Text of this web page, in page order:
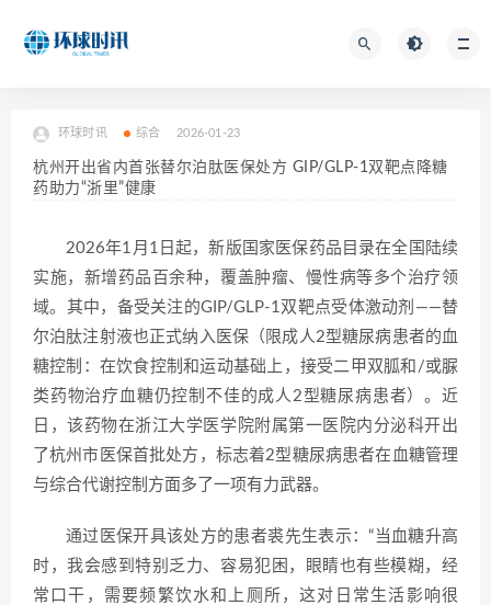
环球时讯 综合 2026-01-23
杭州开出省内首张替尔泊肽医保处方 GIP/GLP-1双靶点降糖
药助力“浙里”健康
2026年1月1日起，新版国家医保药品目录在全国陆续
实施，新增药品百余种，覆盖肿瘤、慢性病等多个治疗领
域。其中，备受关注的GIP/GLP-1双靶点受体激动剂——替
尔泊肽注射液也正式纳入医保（限成人2型糖尿病患者的血
糖控制：在饮食控制和运动基础上，接受二甲双胍和/或脲
类药物治疗血糖仍控制不佳的成人2型糖尿病患者）。近
日，该药物在浙江大学医学院附属第一医院内分泌科开出
了杭州市医保首批处方，标志着2型糖尿病患者在血糖管理
与综合代谢控制方面多了一项有力武器。
通过医保开具该处方的患者裘先生表示：“当血糖升高
时，我会感到特别乏力、容易犯困，眼睛也有些模糊，经
常口干，需要频繁饮水和上厕所，这对日常生活影响很